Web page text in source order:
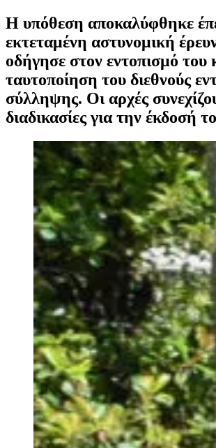
Η υπόθεση αποκαλύφθηκε
εκτεταμένη αστυνομική
οδήγησε στον εντοπισμό του
ταυτοποίηση του διεθνούς
σύλληψης. Οι αρχές
διαδικασίες για την έκδοσή